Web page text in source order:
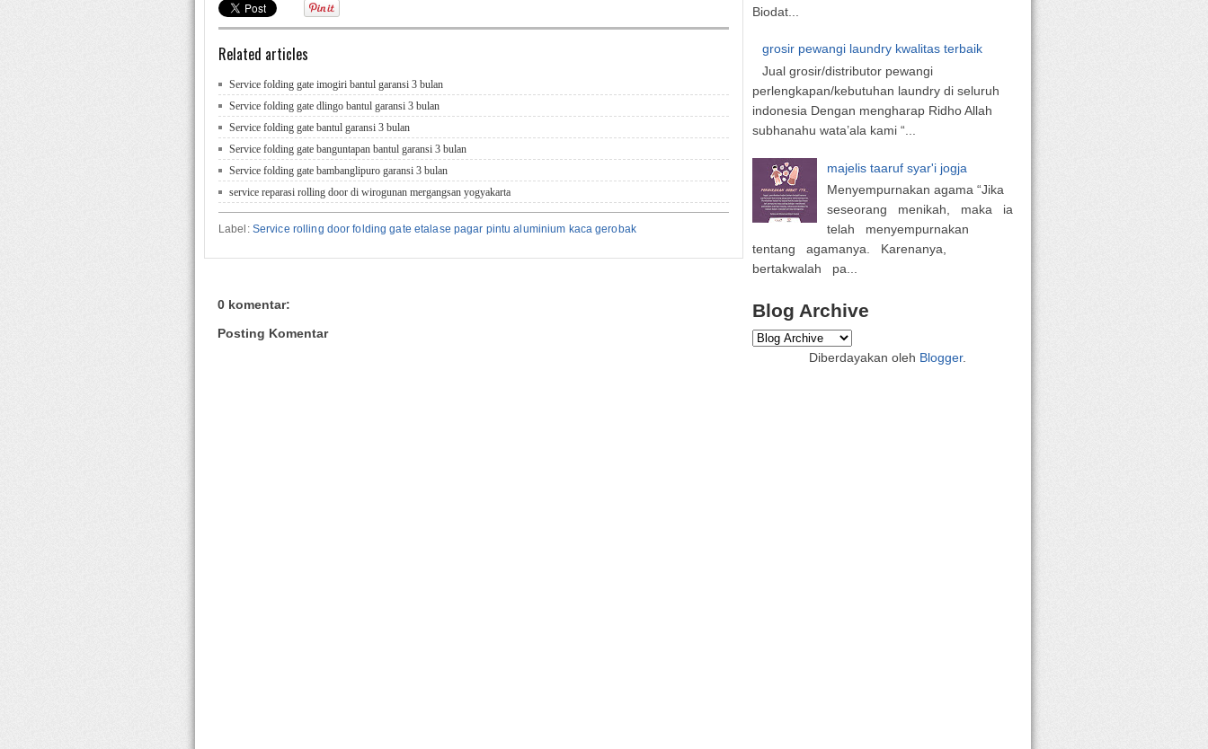
Related articles
Service folding gate imogiri bantul garansi 3 bulan
Service folding gate dlingo bantul garansi 3 bulan
Service folding gate bantul garansi 3 bulan
Service folding gate banguntapan bantul garansi 3 bulan
Service folding gate bambanglipuro garansi 3 bulan
service reparasi rolling door di wirogunan mergangsan yogyakarta
Label: Service rolling door folding gate etalase pagar pintu aluminium kaca gerobak
0 komentar:
Posting Komentar
Biodat...
grosir pewangi laundry kwalitas terbaik
Jual grosir/distributor pewangi
perlengkapan/kebutuhan laundry di seluruh
indonesia Dengan mengharap Ridho Allah
subhanahu wata’ala kami “...
majelis taaruf syar'i jogja
Menyempurnakan agama “Jika
seseorang menikah, maka ia
telah menyempurnakan
tentang agamanya. Karenanya,
bertakwalah pa...
Blog Archive
Diberdayakan oleh Blogger.